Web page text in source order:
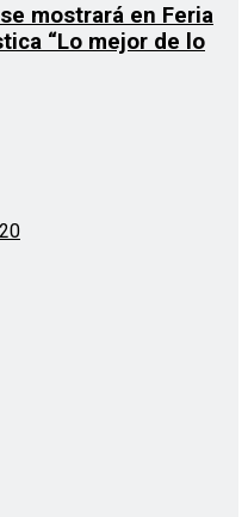
mostrará en Feria
“Lo mejor de lo